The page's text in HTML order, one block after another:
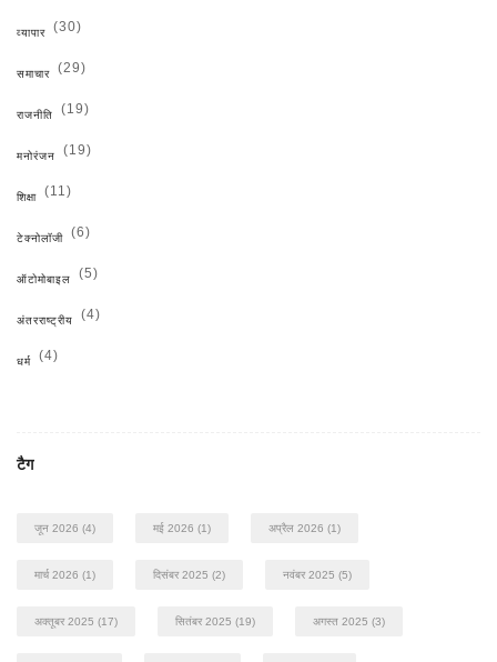
व्यापार (30)
समाचार (29)
राजनीति (19)
मनोरंजन (19)
शिक्षा (11)
टेक्नोलॉजी (6)
ऑटोमोबाइल (5)
अंतरराष्ट्रीय (4)
धर्म (4)
टैग
जून 2026 (4) मई 2026 (1) अप्रैल 2026 (1)
मार्च 2026 (1) दिसंबर 2025 (2) नवंबर 2025 (5)
अक्तूबर 2025 (17) सितंबर 2025 (19) अगस्त 2025 (3)